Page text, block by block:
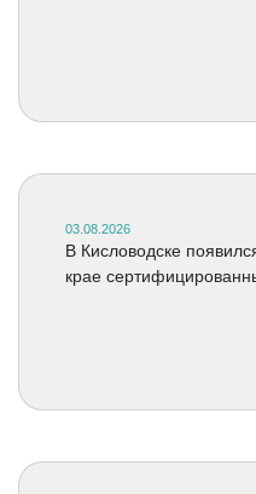
03.08.2026
В Кисловодске
крае